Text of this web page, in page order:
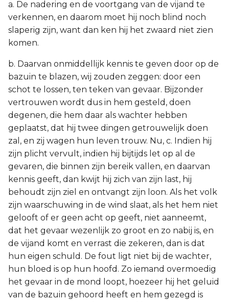
a. De nadering en de voortgang van de vijand te
verkennen, en daarom moet hij noch blind noch
slaperig zijn, want dan ken hij het zwaard niet zien
komen.
b. Daarvan onmiddellijk kennis te geven door op de
bazuin te blazen, wij zouden zeggen: door een
schot te lossen, ten teken van gevaar. Bijzonder
vertrouwen wordt dus in hem gesteld, doen
degenen, die hem daar als wachter hebben
geplaatst, dat hij twee dingen getrouwelijk doen
zal, en zij wagen hun leven trouw. Nu, c. Indien hij
zijn plicht vervult, indien hij bijtijds let op al de
gevaren, die binnen zijn bereik vallen, en daarvan
kennis geeft, dan kwijt hij zich van zijn last, hij
behoudt zijn ziel en ontvangt zijn loon. Als het volk
zijn waarschuwing in de wind slaat, als het hem niet
gelooft of er geen acht op geeft, niet aanneemt,
dat het gevaar wezenlijk zo groot en zo nabij is, en
de vijand komt en verrast die zekeren, dan is dat
hun eigen schuld. De fout ligt niet bij de wachter,
hun bloed is op hun hoofd. Zo iemand overmoedig
het gevaar in de mond loopt, hoezeer hij het geluid
van de bazuin gehoord heeft en hem gezegd is